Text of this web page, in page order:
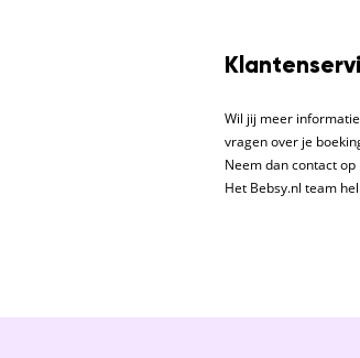
Wil jij meer
vragen over je
Neem dan contact
Het Bebsy.nl team